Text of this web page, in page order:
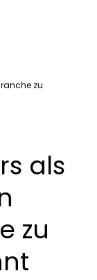
zu
als
zu